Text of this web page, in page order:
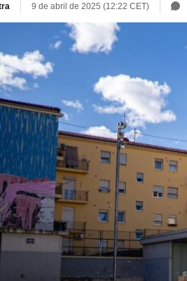
9 de abril de 2025 (12:22 CET)